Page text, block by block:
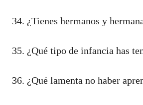
34. ¿Tienes hermanos y
35. ¿Qué tipo de infancia has
36. ¿Qué lamenta no haber